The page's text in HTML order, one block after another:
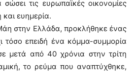
σώσει τις ευρωπαϊκές οικονομίες
ευημερία.
στην Ελλάδα, προκλήθηκε ένας
τόσο επειδή ένα κόμμα-συμμορία
μετά από 40 χρόνια στην τρίτη
το ρεύμα που αναπτύχθηκε,